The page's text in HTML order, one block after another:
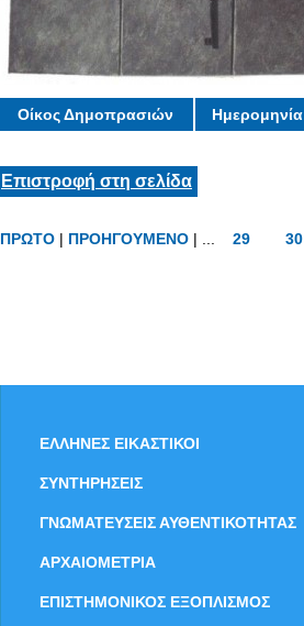
Οίκος Δημοπρασιών Ημερομηνία
Επιστροφή στη σελίδα
ΠΡΩΤΟ | ΠΡΟΗΓΟΥΜΕΝΟ | ... 29 30
ΕΛΛΗΝΕΣ ΕΙΚΑΣΤΙΚΟΙ
ΣΥΝΤΗΡΗΣΕΙΣ
ΓΝΩΜΑΤΕΥΣΕΙΣ ΑΥΘΕΝΤΙΚΟΤΗΤΑΣ
ΑΡΧΑΙΟΜΕΤΡΙΑ
ΕΠΙΣΤΗΜΟΝΙΚΟΣ ΕΞΟΠΛΙΣΜΟΣ